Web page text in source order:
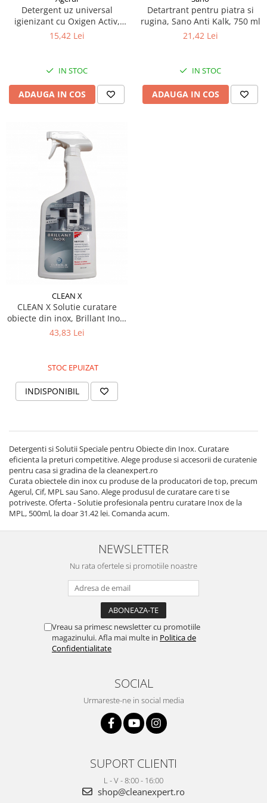
Odorizante Camera
Odorizante Speciale
PACHETE PROMO
(decapanti)
Articole de bucatarie si catering
Folii si ambalaje
Pahare de unica folosinta
Vesela de unica folosinta
Dispensere
Dispensere folie
Dispensere sapun
Hartie igienica
Prosoape pliate
Role medicale
Role prosop
Manusi medicale
Manusi menaj
Pamatuf praf
Pompa apa masina de carotat
Pulverizatoare
Pulverizatoare profesionale
Sisteme mopuri preimpregnate
Sistem unica folosinta
Detergent uz universal
igienizant cu Oxigen Activ,
Agerul, 750 ml
15,42 Lei
IN STOC
ADAUGA IN COS
Detartrant pentru piatra si
rugina, Sano Anti Kalk, 750 ml
21,42 Lei
IN STOC
ADAUGA IN COS
CLEAN X
CLEAN X Solutie curatare
obiecte din inox, Brillant Inox,
500 ml
43,83 Lei
STOC EPUIZAT
INDISPONIBIL
Detergenti si Solutii Speciale pentru Obiecte din Inox. Curatare
eficienta la preturi competitive. Alege produse si accesorii de curatenie
pentru casa si gradina de la cleanexpert.ro
Curata obiectele din inox cu produse de la producatori de top, precum
Agerul, Cif, MPL sau Sano. Alege produsul de curatare care ti se
potriveste. Oferta - Solutie profesionala pentru curatare Inox de la
MPL, 500ml, la doar 31.42 lei. Comanda acum.
NEWSLETTER
Nu rata ofertele si promotiile noastre
Vreau sa primesc newsletter cu promotiile
magazinului. Afla mai multe in Politica de
Confidentialitate
SOCIAL
Urmareste-ne in social media
SUPORT CLIENTI
L - V - 8:00 - 16:00
shop@cleanexpert.ro